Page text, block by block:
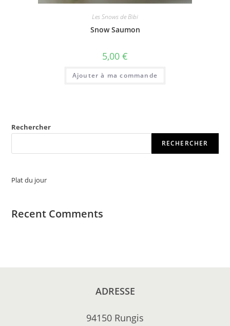
Les Snows de Bibi
Snow Saumon
5,00 €
Ajouter à ma commande
Rechercher
RECHERCHER
Plat du jour
Recent Comments
ADRESSE
94150 Rungis